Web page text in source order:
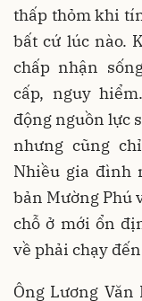
thấp thỏm khi
bất cứ lúc nào.
chấp nhận
cấp, nguy
động nguồn lực
nhưng cũng
Nhiều gia đình
bản Mường Phú
chỗ ở mới ổn
về phải chạy
Ông Lương